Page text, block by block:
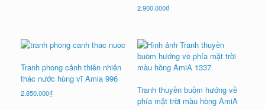
2.900.000₫
Tranh phong cảnh thiên nhiên
thác nước hùng vĩ Amia 996
2.850.000₫
Tranh thuyền buồm hướng về
phía mặt trời màu hồng AmiA